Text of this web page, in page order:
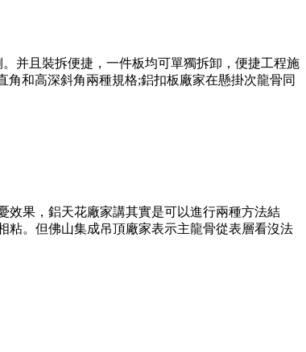
并且裝拆便捷，一件板均可單獨拆卸，便捷工程施
和高深斜角兩種規格;鋁扣板廠家在懸掛次龍骨同
效果，鋁天花廠家講其實是可以進行兩種方法結
粘。但佛山集成吊頂廠家表示主龍骨從表層看沒法